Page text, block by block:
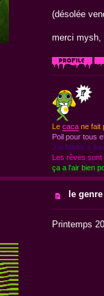
(désolée
merci mysh,
Le cacane fait
Poil pour tous
J'ai fait kk à
Les rêves
ça a l'air bien
le
Printemps